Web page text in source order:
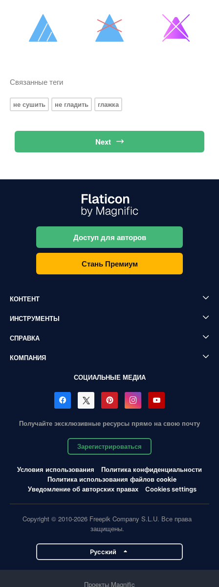
Связанные теги
не сушить не гладить глажка
Next
Доступ для авторов
Стань Премиум
КОНТЕНТ
ИНСТРУМЕНТЫ
СПРАВКА
КОМПАНИЯ
СОЦИАЛЬНЫЕ МЕДИА
Получайте эксклюзивные ресурсы прямо на свою почту
Зарегистрироваться
Условия использования
Политика конфиденциальности
Политика использования файлов cookie
Уведомление об авторских правах
Cookies settings
Copyright © 2010-2026 Freepik Company S.L.U. Все права
защищены.
Pусский
Проекты Magnific